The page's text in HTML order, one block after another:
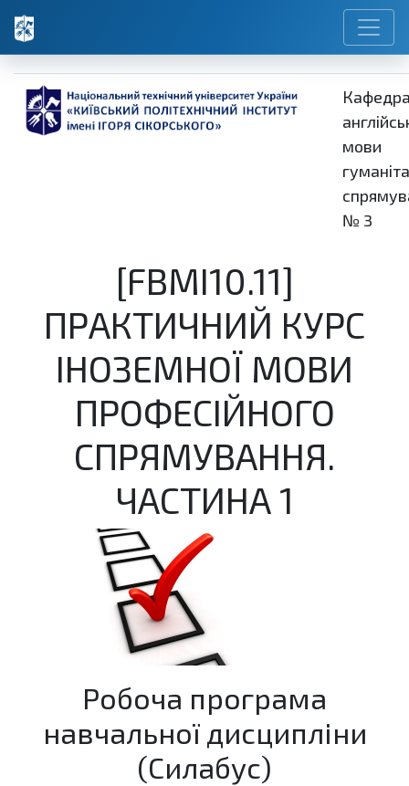
мови
№ 3
[FBMI10.11]
ПРАКТИЧНИЙ КУРС
ІНОЗЕМНОЇ МОВИ
ПРОФЕСІЙНОГО
СПРЯМУВАННЯ.
ЧАСТИНА 1
Робоча програма
навчальної дисципліни
(Силабус)